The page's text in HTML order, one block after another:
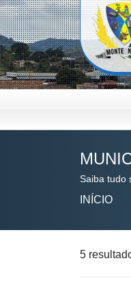
Saiba tudo
INÍCIO
5